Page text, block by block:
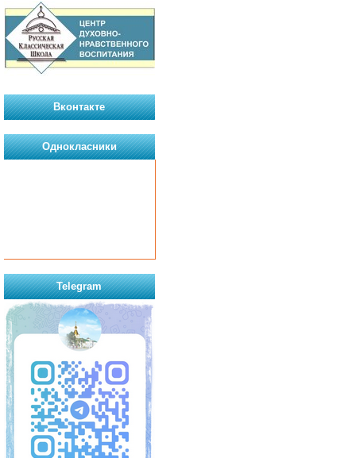
Вконтакте
Однокласники
Telegram